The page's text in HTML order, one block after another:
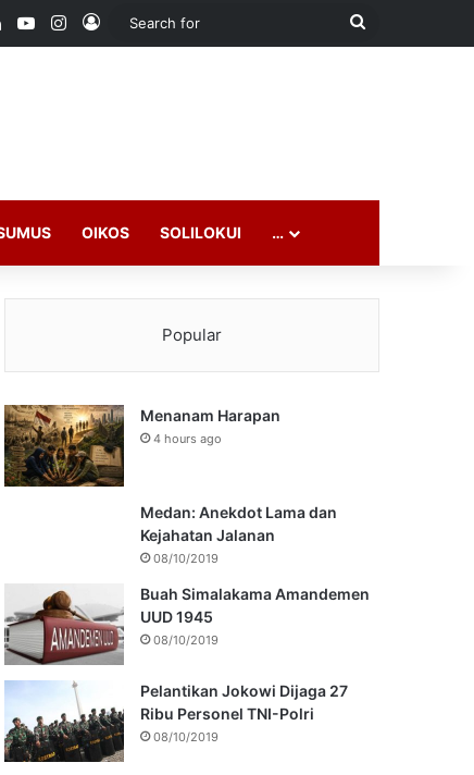
LinkedInYouTubeInstagram
Log In
Search
OIKOS SOLILOKUI …
Popular
Menanam Harapan
4 hours ago
Medan: Anekdot Lama dan
Kejahatan Jalanan
08/10/2019
Buah Simalakama Amandemen
UUD 1945
08/10/2019
Pelantikan Jokowi Dijaga 27
Ribu Personel TNI-Polri
08/10/2019